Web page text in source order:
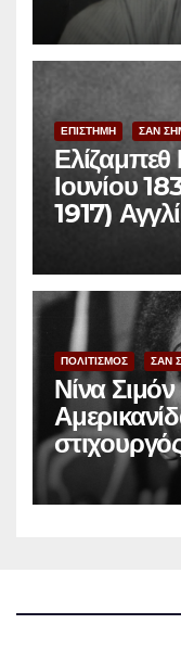
ΕΠΙΣΤΗΜΗ ΣΑΝ
Ιουνίου
1917)
ΠΟΛΙΤΙΣΜΟΣ ΣΑΝ
Νίνα